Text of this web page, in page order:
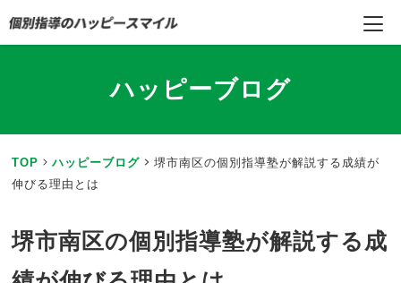
ハッピーブログ
TOP ハッピーブログ
堺市南区の個別指導塾が解説する成績が
伸びる理由とは
堺市南区の個別指導塾が解説する成